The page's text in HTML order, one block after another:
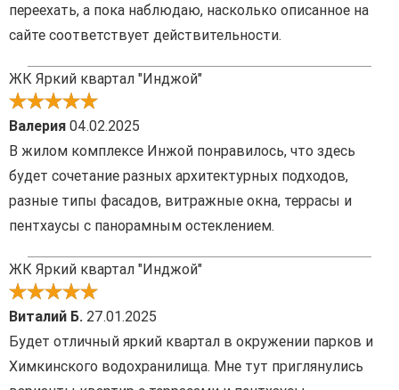
переехать, а пока наблюдаю, насколько описанное на
сайте соответствует действительности.
ЖК Яркий квартал "Инджой"
Валерия 04.02.2025
В жилом комплексе Инжой понравилось, что здесь
будет сочетание разных архитектурных подходов,
разные типы фасадов, витражные окна, террасы и
пентхаусы с панорамным остеклением.
ЖК Яркий квартал "Инджой"
Виталий Б. 27.01.2025
Будет отличный яркий квартал в окружении парков и
Химкинского водохранилища. Мне тут приглянулись